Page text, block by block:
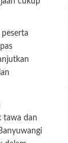
tawa dan